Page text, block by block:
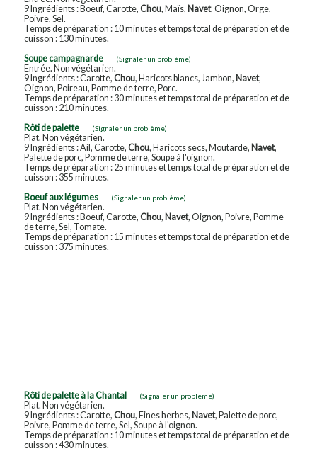
9 Ingrédients : Boeuf, Carotte, Chou, Maïs, Navet, Oignon, Orge,
Poivre, Sel.
Temps de préparation : 10 minutes et temps total de préparation et de
cuisson : 130 minutes.
Soupe campagnarde
(Signaler un problème)
Entrée. Non végétarien.
9 Ingrédients : Carotte, Chou, Haricots blancs, Jambon, Navet,
Oignon, Poireau, Pomme de terre, Porc.
Temps de préparation : 30 minutes et temps total de préparation et de
cuisson : 210 minutes.
Rôti de palette
(Signaler un problème)
Plat. Non végétarien.
9 Ingrédients : Ail, Carotte, Chou, Haricots secs, Moutarde, Navet,
Palette de porc, Pomme de terre, Soupe à l'oignon.
Temps de préparation : 25 minutes et temps total de préparation et de
cuisson : 355 minutes.
Boeuf aux légumes
(Signaler un problème)
Plat. Non végétarien.
9 Ingrédients : Boeuf, Carotte, Chou, Navet, Oignon, Poivre, Pomme
de terre, Sel, Tomate.
Temps de préparation : 15 minutes et temps total de préparation et de
cuisson : 375 minutes.
Rôti de palette à la Chantal (Signaler un problème)
Plat. Non végétarien.
9 Ingrédients : Carotte, Chou, Fines herbes, Navet, Palette de porc,
Poivre, Pomme de terre, Sel, Soupe à l'oignon.
Temps de préparation : 10 minutes et temps total de préparation et de
cuisson : 430 minutes.